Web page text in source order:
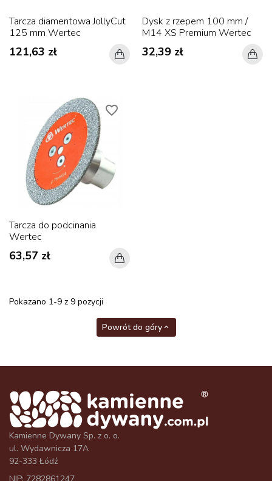
Tarcza diamentowa JollyCut
125 mm Wertec
121,63 zł
Dysk z rzepem 100 mm /
M14 XS Premium Wertec
32,39 zł
favorite_border
Tarcza do podcinania
Wertec
63,57 zł
Pokazano 1-9 z 9 pozycji
Powrót do góry
Kamienne Dywany Sp. z o. o.
ul. Wydawnicza 17A
92-333 Łódź